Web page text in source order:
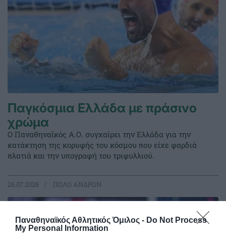
Παναθηναϊκός Αθλητικός Όμιλος - Do Not Process
My Personal Information
Παγκόσμια Ελλάδα με πράσινο
χρώμα
Ο Παναθηναϊκός Α.Ο. συγχαίρει την Ελλάδα για την
κατάκτηση της κορυφής του κόσμου που είχε φαρδιά
πλατιά και την υπογραφή του τριφυλλιού.
26.07.2026 ΠΟΛΟ ΑΝΔΡΩΝ